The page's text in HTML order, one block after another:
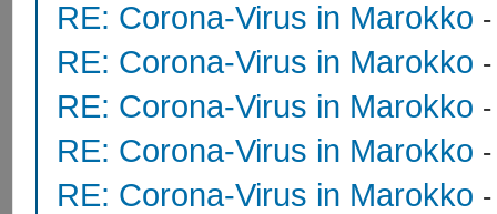
RE: Corona-Virus in Marokko
RE: Corona-Virus in Marokko
RE: Corona-Virus in Marokko
RE: Corona-Virus in Marokko
RE: Corona-Virus in Marokko